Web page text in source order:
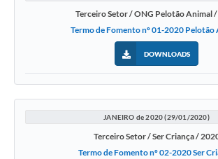
Terceiro Setor / ONG Pelotão Animal
Termo de Fomento nº 01-2020 Pelotão
DOWNLOADS
JANEIRO de 2020 (29/01/2020)
Terceiro Setor / Ser Criança /
Termo de Fomento nº 02-2020 Ser